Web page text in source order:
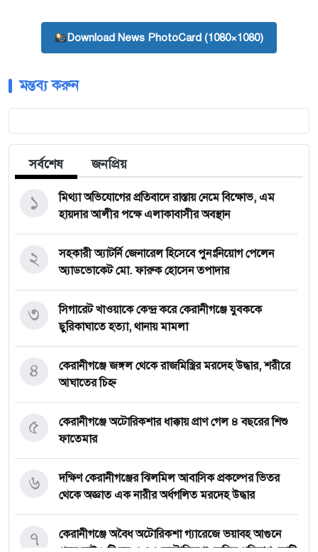
Download News PhotoCard (1080×1080)
মন্তব্য করুন
সর্বশেষ জনপ্রিয়
মিথ্যা অভিযোগের প্রতিবাদে রাস্তায় নেমে বিক্ষোভ, এম
হায়দার আলীর পক্ষে এলাকাবাসীর অবস্থান
১
সহকারী অ্যাটর্নি জেনারেল হিসেবে পুনঃনিয়োগ পেলেন
অ্যাডভোকেট মো. ফারুক হোসেন তপাদার
২
সিগারেট খাওয়াকে কেন্দ্র করে কেরানীগঞ্জে যুবককে
ছুরিকাঘাতে হত্যা, থানায় মামলা
৩
কেরানীগঞ্জে জঙ্গল থেকে রাজমিস্ত্রির মরদেহ উদ্ধার, শরীরে
আঘাতের চিহ্ন
৪
কেরানীগঞ্জে অটোরিকশার ধাক্কায় প্রাণ গেল ৪ বছরের শিশু
ফাতেমার
৫
দক্ষিণ কেরানীগঞ্জের ঝিলমিল আবাসিক প্রকল্পের ভিতর
থেকে অজ্ঞাত এক নারীর অর্ধগলিত মরদেহ উদ্ধার
৬
কেরানীগঞ্জে অবৈধ অটোরিকশা গ্যারেজে ভয়াবহ আগুনে
৭